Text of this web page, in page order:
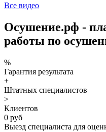
Все видео
Осушение.рф -
работы по
%
Гарантия результата
+
Штатных специалистов
>
Клиентов
0 руб
Выезд специалиста для